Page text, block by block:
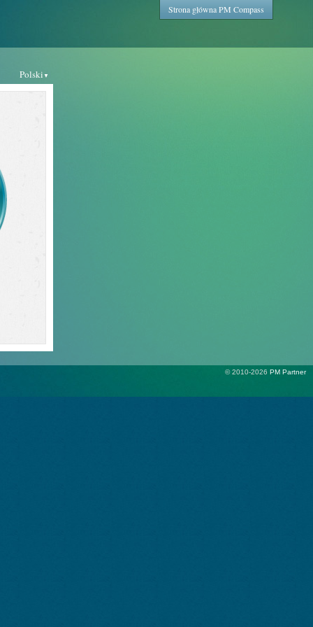
Strona główna PM Compass
Polski ▼
© 2010-2026 PM Partner